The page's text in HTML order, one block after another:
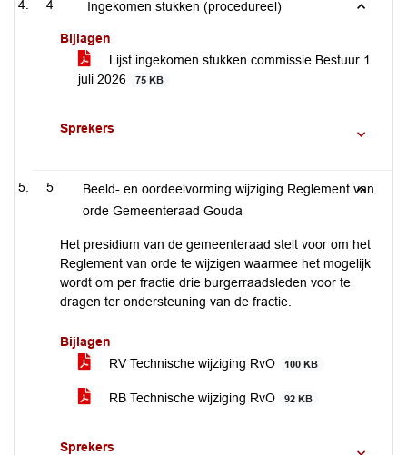
4 Ingekomen stukken (procedureel)
Bijlagen
Lijst ingekomen stukken commissie Bestuur 1
juli 2026
75 KB
Sprekers
5
Beeld- en oordeelvorming wijziging Reglement van
orde Gemeenteraad Gouda
Het presidium van de gemeenteraad stelt voor om het
Reglement van orde te wijzigen waarmee het mogelijk
wordt om per fractie drie burgerraadsleden voor te
dragen ter ondersteuning van de fractie.
Bijlagen
RV Technische wijziging RvO
100 KB
RB Technische wijziging RvO 92 KB
Sprekers